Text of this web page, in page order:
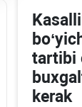
tartibi
kerak